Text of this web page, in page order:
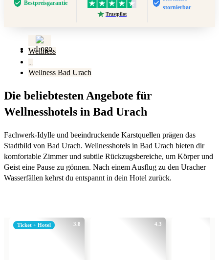
Bestpreis­garantie
Trustpilot
stornierbar
Wellness
...
Wellness Bad Urach
Die beliebtesten Angebote für
Wellnesshotels in Bad Urach
Fachwerk-Idylle und beeindruckende Karstquellen prägen das
Stadtbild von Bad Urach. Wellnesshotels in Bad Urach bieten dir
komfortable Zimmer und subtile Rückzugsbereiche, um Körper und
Geist eine Pause zu gönnen. Nach einem Ausflug zu den Uracher
Wasserfällen kehrst du entspannt in dein Hotel zurück.
3.8
Ticket + Hotel 4.3